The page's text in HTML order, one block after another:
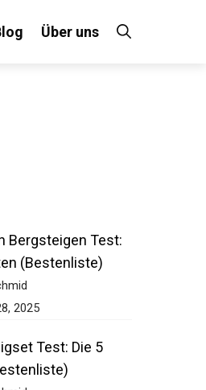
Über uns
Bergsteigen Test:
(Bestenliste)
2025
Test: Die 5